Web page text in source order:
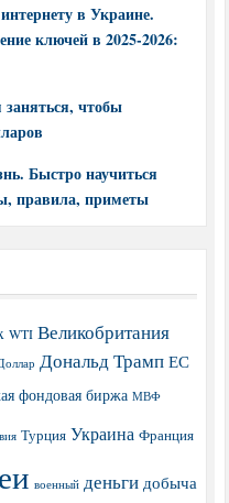
в Украине.
ключей в 2025-2026:
чтобы
Быстро научиться
правила, приметы
WTI Великобритания
Дональд Трамп ЕС
фондовая биржа МВФ
Турция Украина Франция
военный деньги добыча